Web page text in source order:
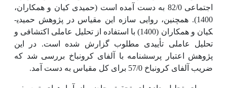
اجتماعی 82/0 به دست آمده است (حمیدی کیان و همکاران،
1400). همچنین، روایی سازه این مقیاس در پژوهش حمیدی­
کیان و همکاران (1400) با استفاده از تحلیل عاملی اکتشافی و
تحلیل عاملی تأییدی مطلوب گزارش شده است. در این
پژوهش اعتبار پرسشنامه با آلفای کرونباخ بررسی شد که
ضریب آلفای کرونباخ 57/0 برای کل مقیاس به دست آمد.